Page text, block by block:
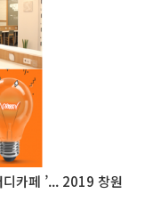
카페 ’... 2019 창원